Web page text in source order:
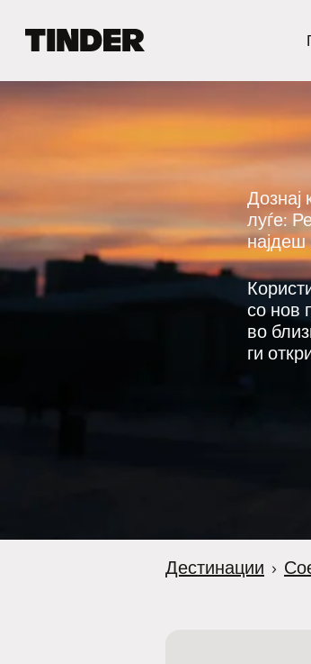
e
Дознај
луѓе:
најдеш
со нов
во
ги
Дестинации ›